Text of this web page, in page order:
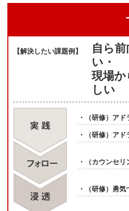
【解決したい課題例】
自ら
い・
現場
しい
・（研修）ア
・（研修）ア
・（カウンセ
・（研修）勇